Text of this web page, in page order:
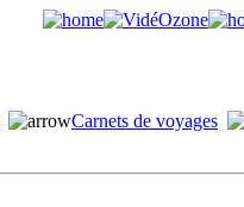
Carnets de voyages